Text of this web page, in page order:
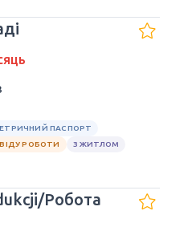
ПАСПОРТ
РОБОТИ
З ЖИТЛОМ
Робота